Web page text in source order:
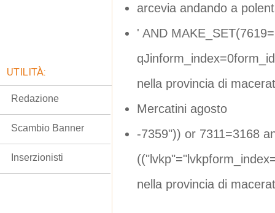
arcevia andando a
' AND
nella provincia di
Mercatini agosto
-7359")) or 7311=3168
nella provincia di
UTILITÀ:
Redazione
Scambio Banner
Inserzionisti